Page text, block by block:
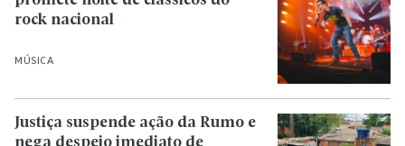
MÚSICA
rock nacional
Justiça suspende ação da Rumo e
nega despejo imediato de